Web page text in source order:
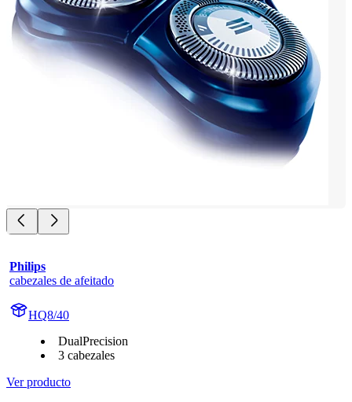
Philips
cabezales de afeitado
HQ8/40
DualPrecision
3 cabezales
Ver producto